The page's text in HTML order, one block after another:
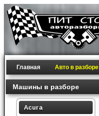
Главная Авто в разборе
Машины в разборе
Acura